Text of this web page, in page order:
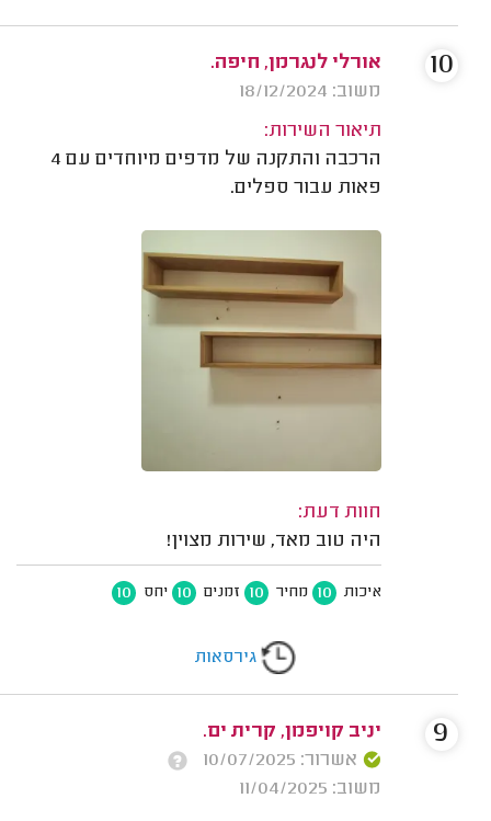
אורלי לנגרמן, חיפה.
משוב: 18/12/2024
תיאור השירות:
הרכבה והתקנה של מדפים מיוחדים עם 4
פאות עבור ספלים.
חוות דעת:
היה טוב מאד, שירות מצוין!
איכות 10 מחיר 10 זמנים 10 יחס 10
10
גירסאות
יניב קויפמן, קרית ים.
אשרור: 10/07/2025
משוב: 11/04/2025
9